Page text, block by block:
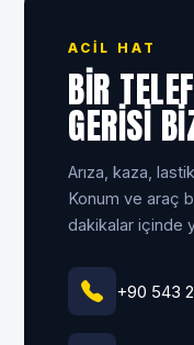
ACIL HAT
BIR
GERISI
Ar­ıza, kaza,
Konum ve araç
dakikalar içinde
+90 543